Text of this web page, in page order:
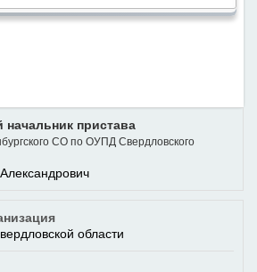
пристава
СО по ОУПД Свердловского
области